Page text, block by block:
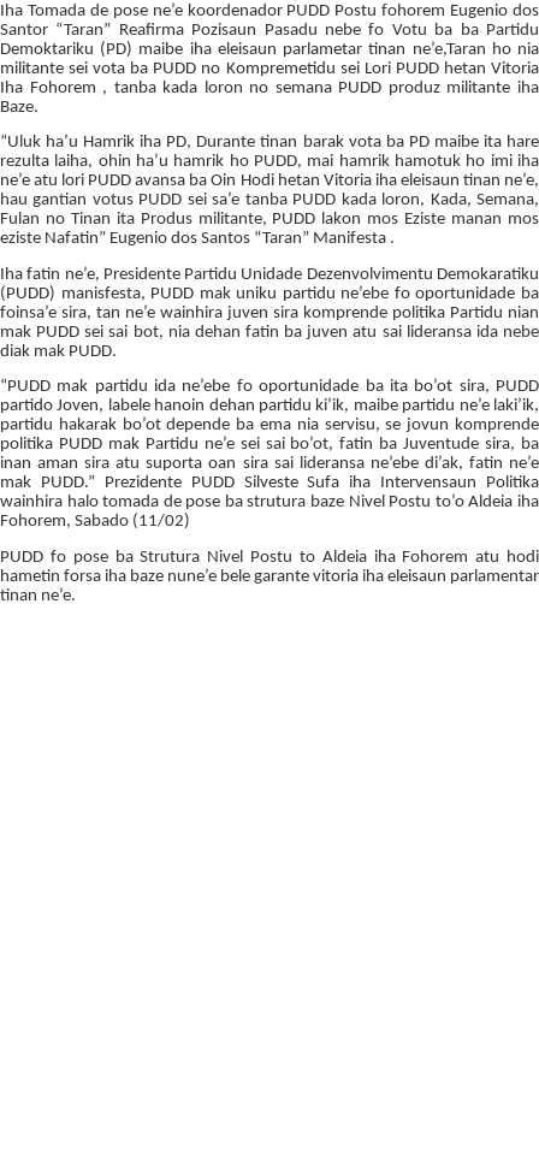
Iha Tomada de pose ne’e koordenador PUDD Postu fohorem Eugenio dos
Santor “Taran” Reafirma Pozisaun Pasadu nebe fo Votu ba ba Partidu
Demoktariku (PD) maibe iha eleisaun parlametar tinan ne’e,Taran ho nia
militante sei vota ba PUDD no Kompremetidu sei Lori PUDD hetan Vitoria
Iha Fohorem , tanba kada loron no semana PUDD produz militante iha
Baze.
“Uluk ha’u Hamrik iha PD, Durante tinan barak vota ba PD maibe ita hare
rezulta laiha, ohin ha’u hamrik ho PUDD, mai hamrik hamotuk ho imi iha
ne’e atu lori PUDD avansa ba Oin Hodi hetan Vitoria iha eleisaun tinan ne’e,
hau gantian votus PUDD sei sa’e tanba PUDD kada loron, Kada, Semana,
Fulan no Tinan ita Produs militante, PUDD lakon mos Eziste manan mos
eziste Nafatin” Eugenio dos Santos “Taran” Manifesta .
Iha fatin ne’e, Presidente Partidu Unidade Dezenvolvimentu Demokaratiku
(PUDD) manisfesta, PUDD mak uniku partidu ne’ebe fo oportunidade ba
foinsa’e sira, tan ne’e wainhira juven sira komprende politika Partidu nian
mak PUDD sei sai bot, nia dehan fatin ba juven atu sai lideransa ida nebe
diak mak PUDD.
“PUDD mak partidu ida ne’ebe fo oportunidade ba ita bo’ot sira, PUDD
partido Joven, labele hanoin dehan partidu ki’ik, maibe partidu ne’e laki’ik,
partidu hakarak bo’ot depende ba ema nia servisu, se jovun komprende
politika PUDD mak Partidu ne’e sei sai bo’ot, fatin ba Juventude sira, ba
inan aman sira atu suporta oan sira sai lideransa ne’ebe di’ak, fatin ne’e
mak PUDD.” Prezidente PUDD Silveste Sufa iha Intervensaun Politika
wainhira halo tomada de pose ba strutura baze Nivel Postu to’o Aldeia iha
Fohorem, Sabado (11/02)
PUDD fo pose ba Strutura Nivel Postu to Aldeia iha Fohorem atu hodi
hametin forsa iha baze nune’e bele garante vitoria iha eleisaun parlamentar
tinan ne’e.